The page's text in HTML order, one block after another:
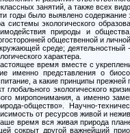
занятий, а также всех
годы было выявлено содержание
системы экологического
природы и
общественной и
среде; деятельностный
характера.
время вместе с
именно представления о
а какие принципы прежней
глобального экологического
миропонимания, а именно
общество». Научно-
от ресурсов живой и
время вся живая природа
сокрыт другой важнейший